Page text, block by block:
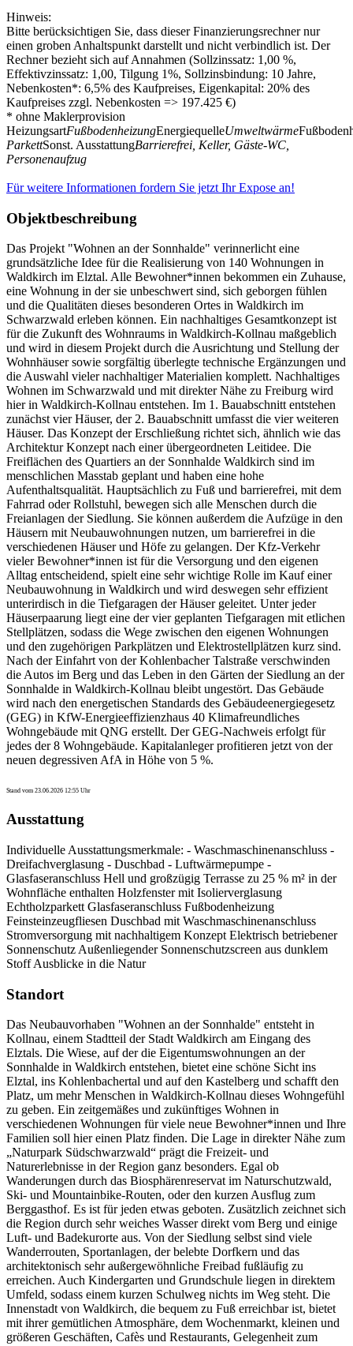
Hinweis:
Bitte berücksichtigen Sie, dass dieser Finanzierungsrechner nur
einen groben Anhaltspunkt darstellt und nicht verbindlich ist. Der
Rechner bezieht sich auf Annahmen (Sollzinssatz: 1,00 %,
Effektivzinssatz: 1,00, Tilgung 1%, Sollzinsbindung: 10 Jahre,
Nebenkosten*: 6,5% des Kaufpreises, Eigenkapital: 20% des
Kaufpreises zzgl. Nebenkosten => 197.425 €)
* ohne Maklerprovision
HeizungsartFußbodenheizungEnergiequelleUmweltwärme
ParkettSonst. AusstattungBarrierefrei, Keller, Gäste-WC,
Personenaufzug
Für weitere Informationen fordern Sie jetzt Ihr Expose an!
Objektbeschreibung
Das Projekt "Wohnen an der Sonnhalde" verinnerlicht eine
grundsätzliche Idee für die Realisierung von 140 Wohnungen in
Waldkirch im Elztal. Alle Bewohner*innen bekommen ein Zuhause,
eine Wohnung in der sie unbeschwert sind, sich geborgen fühlen
und die Qualitäten dieses besonderen Ortes in Waldkirch im
Schwarzwald erleben können. Ein nachhaltiges Gesamtkonzept ist
für die Zukunft des Wohnraums in Waldkirch-Kollnau maßgeblich
und wird in diesem Projekt durch die Ausrichtung und Stellung der
Wohnhäuser sowie sorgfältig überlegte technische Ergänzungen und
die Auswahl vieler nachhaltiger Materialien komplett. Nachhaltiges
Wohnen im Schwarzwald und mit direkter Nähe zu Freiburg wird
hier in Waldkirch-Kollnau entstehen. Im 1. Bauabschnitt entstehen
zunächst vier Häuser, der 2. Bauabschnitt umfasst die vier weiteren
Häuser. Das Konzept der Erschließung richtet sich, ähnlich wie das
Architektur Konzept nach einer übergeordneten Leitidee. Die
Freiflächen des Quartiers an der Sonnhalde Waldkirch sind im
menschlichen Masstab geplant und haben eine hohe
Aufenthaltsqualität. Hauptsächlich zu Fuß und barrierefrei, mit dem
Fahrrad oder Rollstuhl, bewegen sich alle Menschen durch die
Freianlagen der Siedlung. Sie können außerdem die Aufzüge in den
Häusern mit Neubauwohnungen nutzen, um barrierefrei in die
verschiedenen Häuser und Höfe zu gelangen. Der Kfz-Verkehr
vieler Bewohner*innen ist für die Versorgung und den eigenen
Alltag entscheidend, spielt eine sehr wichtige Rolle im Kauf einer
Neubauwohnung in Waldkirch und wird deswegen sehr effizient
unterirdisch in die Tiefgaragen der Häuser geleitet. Unter jeder
Häuserpaarung liegt eine der vier geplanten Tiefgaragen mit etlichen
Stellplätzen, sodass die Wege zwischen den eigenen Wohnungen
und den zugehörigen Parkplätzen und Elektrostellplätzen kurz sind.
Nach der Einfahrt von der Kohlenbacher Talstraße verschwinden
die Autos im Berg und das Leben in den Gärten der Siedlung an der
Sonnhalde in Waldkirch-Kollnau bleibt ungestört. Das Gebäude
wird nach den energetischen Standards des Gebäudeenergiegesetz
(GEG) in KfW-Energieeffizienzhaus 40 Klimafreundliches
Wohngebäude mit QNG erstellt. Der GEG-Nachweis erfolgt für
jedes der 8 Wohngebäude. Kapitalanleger profitieren jetzt von der
neuen degressiven AfA in Höhe von 5 %.
Stand vom 23.06.2026 12:55 Uhr
Ausstattung
Individuelle Ausstattungsmerkmale: - Waschmaschinenanschluss -
Dreifachverglasung - Duschbad - Luftwärmepumpe -
Glasfaseranschluss Hell und großzügig Terrasse zu 25 % m² in der
Wohnfläche enthalten Holzfenster mit Isolierverglasung
Echtholzparkett Glasfaseranschluss Fußbodenheizung
Feinsteinzeugfliesen Duschbad mit Waschmaschinenanschluss
Stromversorgung mit nachhaltigem Konzept Elektrisch betriebener
Sonnenschutz Außenliegender Sonnenschutzscreen aus dunklem
Stoff Ausblicke in die Natur
Standort
Das Neubauvorhaben "Wohnen an der Sonnhalde" entsteht in
Kollnau, einem Stadtteil der Stadt Waldkirch am Eingang des
Elztals. Die Wiese, auf der die Eigentumswohnungen an der
Sonnhalde in Waldkirch entstehen, bietet eine schöne Sicht ins
Elztal, ins Kohlenbachertal und auf den Kastelberg und schafft den
Platz, um mehr Menschen in Waldkirch-Kollnau dieses Wohngefühl
zu geben. Ein zeitgemäßes und zukünftiges Wohnen in
verschiedenen Wohnungen für viele neue Bewohner*innen und Ihre
Familien soll hier einen Platz finden. Die Lage in direkter Nähe zum
„Naturpark Südschwarzwald“ prägt die Freizeit- und
Naturerlebnisse in der Region ganz besonders. Egal ob
Wanderungen durch das Biosphärenreservat im Naturschutzwald,
Ski- und Mountainbike-Routen, oder den kurzen Ausflug zum
Berggasthof. Es ist für jeden etwas geboten. Zusätzlich zeichnet sich
die Region durch sehr weiches Wasser direkt vom Berg und einige
Luft- und Badekurorte aus. Von der Siedlung selbst sind viele
Wanderrouten, Sportanlagen, der belebte Dorfkern und das
architektonisch sehr außergewöhnliche Freibad fußläufig zu
erreichen. Auch Kindergarten und Grundschule liegen in direktem
Umfeld, sodass einem kurzen Schulweg nichts im Weg steht. Die
Innenstadt von Waldkirch, die bequem zu Fuß erreichbar ist, bietet
mit ihrer gemütlichen Atmosphäre, dem Wochenmarkt, kleinen und
größeren Geschäften, Cafès und Restaurants, Gelegenheit zum